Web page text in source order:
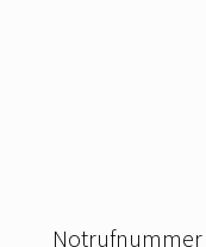
Notrufnummer